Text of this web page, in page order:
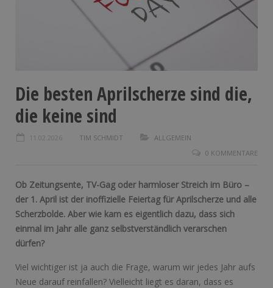
Die besten Aprilscherze sind die,
die keine sind
11.02.2026 TIM SCHMIDT
ALLGEMEIN
0 KOMMENTARE
Ob Zeitungsente, TV-Gag oder harmloser Streich im Büro –
der 1. April ist der inoffizielle Feiertag für Aprilscherze und alle
Scherzbolde. Aber wie kam es eigentlich dazu, dass sich
einmal im Jahr alle ganz selbstverständlich verarschen
dürfen?
Viel wichtiger ist ja auch die Frage, warum wir jedes Jahr aufs
Neue darauf reinfallen? Vielleicht liegt es daran, dass es